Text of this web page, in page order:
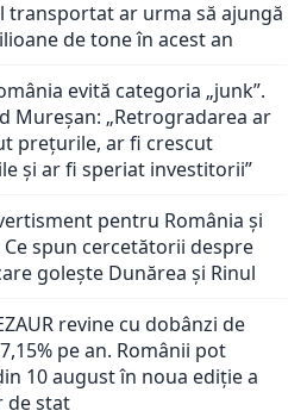
transportat ar urma să ajungă
de tone în acest an
evită categoria „junk”.
Mureșan: „Retrogradarea ar
preţurile, ar fi crescut
şi ar fi speriat investitorii”
pentru România și
Ce spun cercetătorii despre
golește Dunărea și Rinul
revine cu dobânzi de
pe an. Românii pot
10 august în noua ediție a
stat